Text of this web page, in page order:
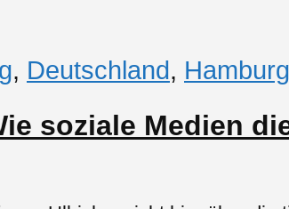
, Deutschland, Hamburg
soziale Medien